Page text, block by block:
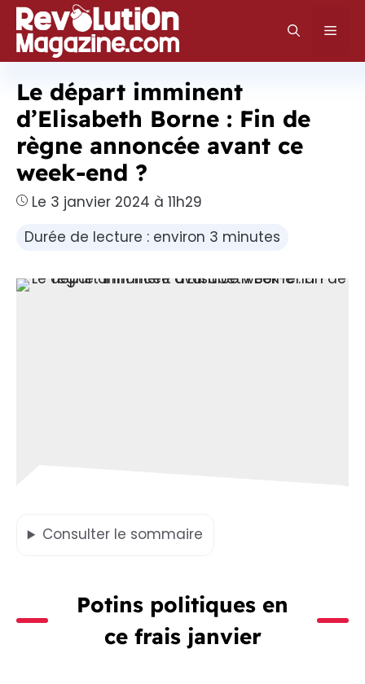
Aller
au
contenu
Le départ imminent
d’Elisabeth Borne : Fin de
règne annoncée avant ce
week-end ?
Le 3 janvier 2024 à 11h29
Durée de lecture : environ 3 minutes
Consulter le sommaire
Potins politiques en
ce frais janvier